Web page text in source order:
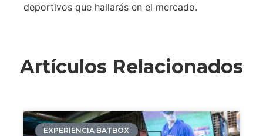
deportivos que hallarás en el mercado.
Artículos Relacionados
EXPERIENCIA BATBOX